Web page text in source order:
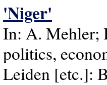
'Niger'
In: A. Mehler;
politics,
Leiden [etc.]: